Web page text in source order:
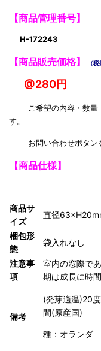
【商品管理番号】
H-172243
【商品販売価格】 （税
@280円
ご希望の内容・数量・
す。
お問い合わせボタンを
【商品仕様】
商品サ
イズ
直径
梱包形
態
袋入れなし
注意事
項
室内の窓際で
期は成長に時
備考
(発芽適温)20
間(原産国)
種：オランダ